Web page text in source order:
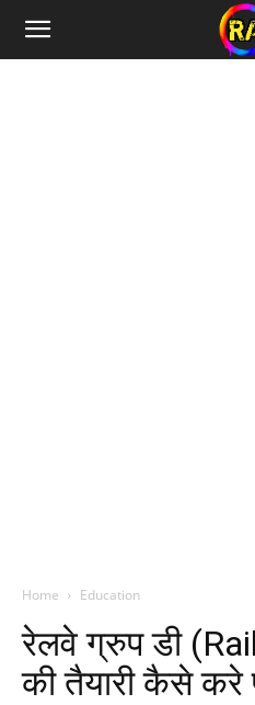
Home Education
रेलवे ग्रुप डी
की तैयारी कैसे करे